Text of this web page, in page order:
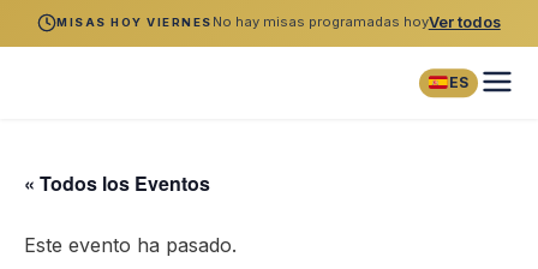
MISAS HOY VIERNES No hay misas programadas hoyVer todos
ES
« Todos los Eventos
Este evento ha pasado.